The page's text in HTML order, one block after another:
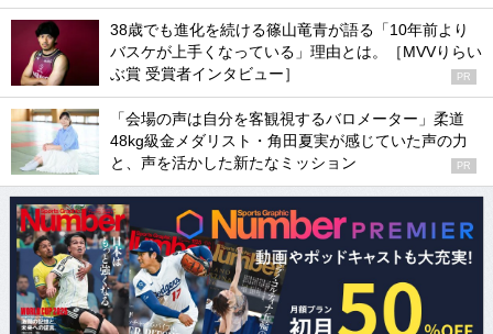
38歳でも進化を続ける篠山竜青が語る「10年前より
バスケが上手くなっている」理由とは。［MVVりらい
ぶ賞 受賞者インタビュー］
PR
「会場の声は自分を客観視するバロメーター」柔道
48kg級金メダリスト・角田夏実が感じていた声の力
と、声を活かした新たなミッション
PR